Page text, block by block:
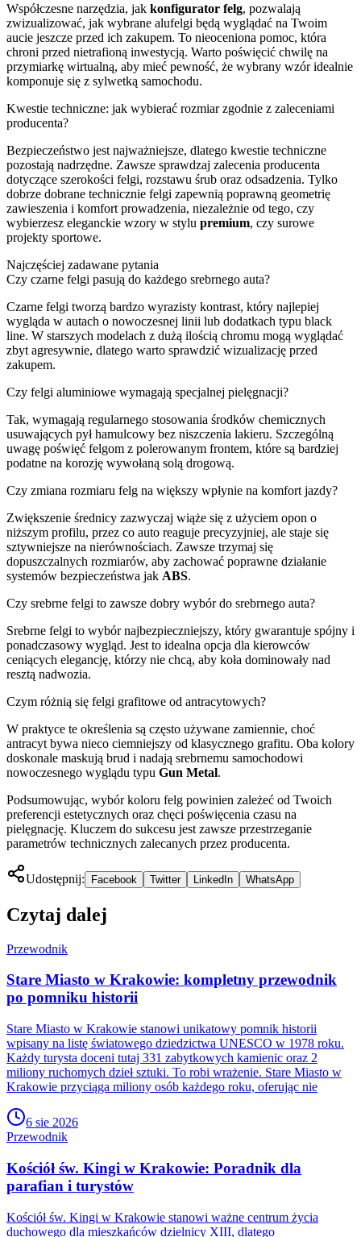
Współczesne narzędzia, jak konfigurator felg, pozwalają
zwizualizować, jak wybrane alufelgi będą wyglądać na Twoim
aucie jeszcze przed ich zakupem. To nieoceniona pomoc, która
chroni przed nietrafioną inwestycją. Warto poświęcić chwilę na
przymiarkę wirtualną, aby mieć pewność, że wybrany wzór idealnie
komponuje się z sylwetką samochodu.
Kwestie techniczne: jak wybierać rozmiar zgodnie z zaleceniami
producenta?
Bezpieczeństwo jest najważniejsze, dlatego kwestie techniczne
pozostają nadrzędne. Zawsze sprawdzaj zalecenia producenta
dotyczące szerokości felgi, rozstawu śrub oraz odsadzenia. Tylko
dobrze dobrane technicznie felgi zapewnią poprawną geometrię
zawieszenia i komfort prowadzenia, niezależnie od tego, czy
wybierzesz eleganckie wzory w stylu premium, czy surowe
projekty sportowe.
Najczęściej zadawane pytania
Czy czarne felgi pasują do każdego srebrnego auta?
Czarne felgi tworzą bardzo wyrazisty kontrast, który najlepiej
wygląda w autach o nowoczesnej linii lub dodatkach typu black
line. W starszych modelach z dużą ilością chromu mogą wyglądać
zbyt agresywnie, dlatego warto sprawdzić wizualizację przed
zakupem.
Czy felgi aluminiowe wymagają specjalnej pielęgnacji?
Tak, wymagają regularnego stosowania środków chemicznych
usuwających pył hamulcowy bez niszczenia lakieru. Szczególną
uwagę poświęć felgom z polerowanym frontem, które są bardziej
podatne na korozję wywołaną solą drogową.
Czy zmiana rozmiaru felg na większy wpłynie na komfort jazdy?
Zwiększenie średnicy zazwyczaj wiąże się z użyciem opon o
niższym profilu, przez co auto reaguje precyzyjniej, ale staje się
sztywniejsze na nierównościach. Zawsze trzymaj się
dopuszczalnych rozmiarów, aby zachować poprawne działanie
systemów bezpieczeństwa jak ABS.
Czy srebrne felgi to zawsze dobry wybór do srebrnego auta?
Srebrne felgi to wybór najbezpieczniejszy, który gwarantuje spójny i
ponadczasowy wygląd. Jest to idealna opcja dla kierowców
ceniących elegancję, którzy nie chcą, aby koła dominowały nad
resztą nadwozia.
Czym różnią się felgi grafitowe od antracytowych?
W praktyce te określenia są często używane zamiennie, choć
antracyt bywa nieco ciemniejszy od klasycznego grafitu. Oba kolory
doskonale maskują brud i nadają srebrnemu samochodowi
nowoczesnego wyglądu typu Gun Metal.
Podsumowując, wybór koloru felg powinien zależeć od Twoich
preferencji estetycznych oraz chęci poświęcenia czasu na
pielęgnację. Kluczem do sukcesu jest zawsze przestrzeganie
parametrów technicznych zalecanych przez producenta.
Udostępnij: Facebook Twitter LinkedIn WhatsApp
Czytaj dalej
Przewodnik
Stare Miasto w Krakowie: kompletny przewodnik
po pomniku historii
Stare Miasto w Krakowie stanowi unikatowy pomnik historii
wpisany na listę światowego dziedzictwa UNESCO w 1978 roku.
Każdy turysta doceni tutaj 331 zabytkowych kamienic oraz 2
miliony ruchomych dzieł sztuki. To robi wrażenie. Stare Miasto w
Krakowie przyciąga miliony osób każdego roku, oferując nie
6 sie 2026
Przewodnik
Kościół św. Kingi w Krakowie: Poradnik dla
parafian i turystów
Kościół św. Kingi w Krakowie stanowi ważne centrum życia
duchowego dla mieszkańców dzielnicy XIII, dlatego